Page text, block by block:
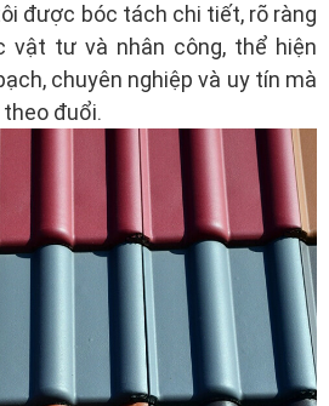
được bóc tách chi tiết, rõ ràng
vật tư và nhân công, thể hiện
chuyên nghiệp và uy tín mà
đuổi.